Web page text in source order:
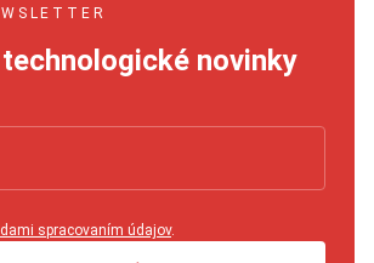
novinky
spracovaním údajov.